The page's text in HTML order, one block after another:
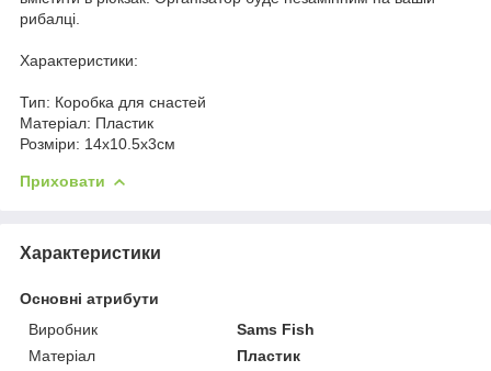
рибалці.
Характеристики:
Тип: Коробка для снастей
Матеріал: Пластик
Розміри: 14х10.5х3см
Приховати
Характеристики
Основні атрибути
Виробник
Sams Fish
Матеріал
Пластик